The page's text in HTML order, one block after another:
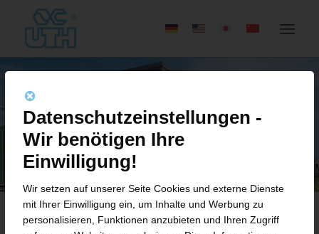
Datenschutzeinstellungen -
Wir benötigen Ihre
Einwilligung!
Wir setzen auf unserer Seite Cookies und externe Dienste
mit Ihrer Einwilligung ein, um Inhalte und Werbung zu
personalisieren, Funktionen anzubieten und Ihren Zugriff